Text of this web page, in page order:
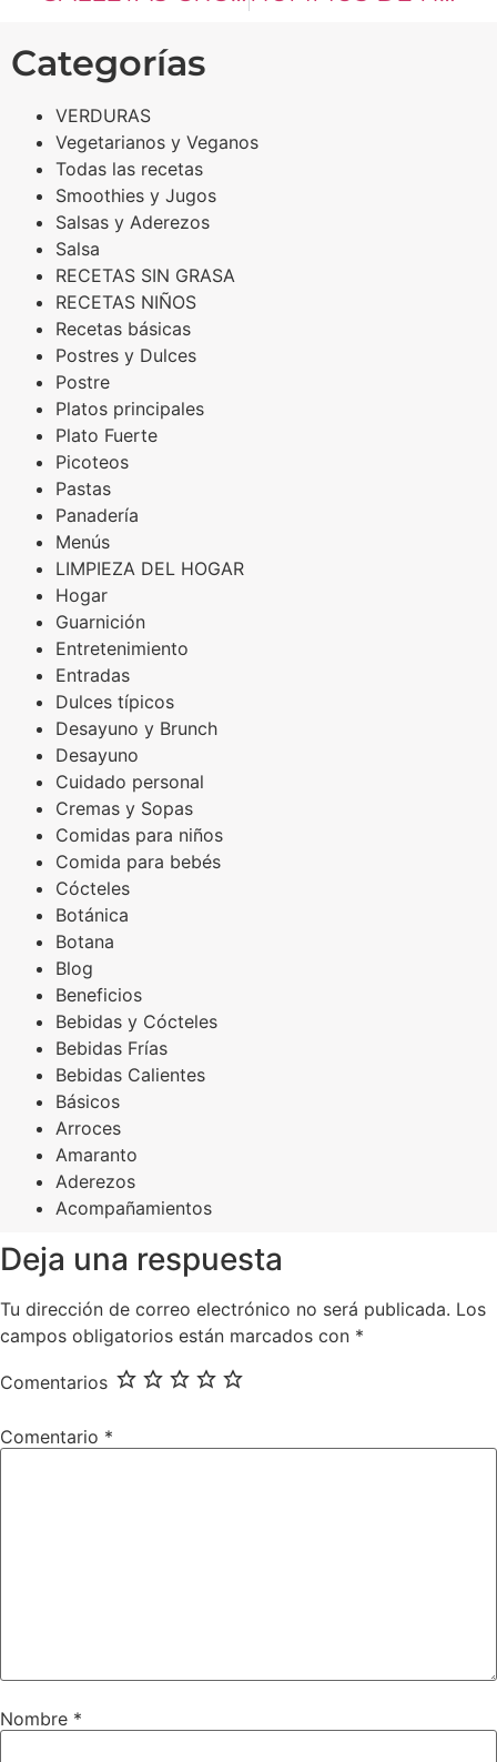
Categorías
VERDURAS
Vegetarianos y Veganos
Todas las recetas
Smoothies y Jugos
Salsas y Aderezos
Salsa
RECETAS SIN GRASA
RECETAS NIÑOS
Recetas básicas
Postres y Dulces
Postre
Platos principales
Plato Fuerte
Picoteos
Pastas
Panadería
Menús
LIMPIEZA DEL HOGAR
Hogar
Guarnición
Entretenimiento
Entradas
Dulces típicos
Desayuno y Brunch
Desayuno
Cuidado personal
Cremas y Sopas
Comidas para niños
Comida para bebés
Cócteles
Botánica
Botana
Blog
Beneficios
Bebidas y Cócteles
Bebidas Frías
Bebidas Calientes
Básicos
Arroces
Amaranto
Aderezos
Acompañamientos
Deja una respuesta
Tu dirección de correo electrónico no será publicada. Los
campos obligatorios están marcados con *
Comentarios
Comentario *
Nombre *